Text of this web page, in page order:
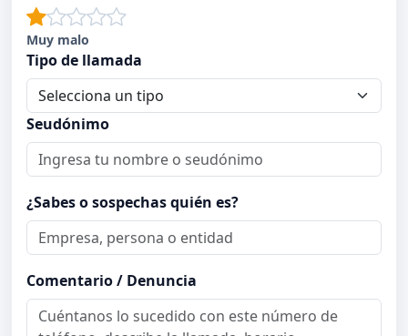
Muy malo
Tipo de llamada
Seudónimo
¿Sabes o sospechas quién es?
Comentario / Denuncia